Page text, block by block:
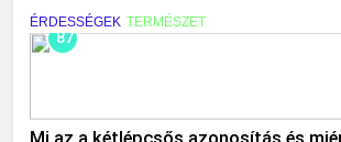
ÉRDESSÉGEK TERMÉSZET
87
Mi az a kétlépcsős azonosítás és